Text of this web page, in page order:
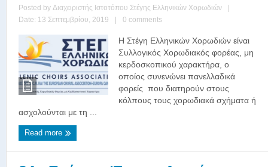
Posted by Διαχειριστής Ιστοτόπου Στέγης Ελληνικών Χορωδιών
|
Date: 13 Σεπτεμβρίου, 2019
| 0 comments
Η Στέγη Ελληνικών Χορωδιών είναι
Συλλογικός Χορωδιακός φορέας, μη
κερδοσκοπικού χαρακτήρα, ο
οποίος συνενώνει πανελλαδικά
φορείς που διατηρούν στους
κόλπους τους χορωδιακά σχήματα ή
ασχολούνται με τη ...
Read more